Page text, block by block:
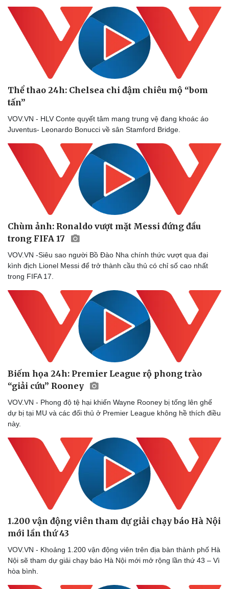
Sức khỏe
Dinh dưỡng - món ngon
Cây thuốc
Sản phụ khoa
Làm đẹp - giảm cân
Phòng mạch online
Ăn sạch sống khỏe
Đời sống
Blog
Thể thao 24h: Chelsea chi đậm chiêu mộ “bom
tấn”
VOV.VN - HLV Conte quyết tâm mang trung vệ đang khoác áo
Juventus- Leonardo Bonucci về sân Stamford Bridge.
Chùm ảnh: Ronaldo vượt mặt Messi đứng đầu
trong FIFA 17
VOV.VN -Siêu sao người Bồ Đào Nha chính thức vượt qua đại
kình địch Lionel Messi để trở thành cầu thủ có chỉ số cao nhất
trong FIFA 17.
Biếm họa 24h: Premier League rộ phong trào
“giải cứu” Rooney
VOV.VN - Phong độ tệ hại khiến Wayne Rooney bị tống lên ghế
dự bị tại MU và các đối thủ ở Premier League không hề thích điều
này.
1.200 vận động viên tham dự giải chạy báo Hà Nội
mới lần thứ 43
VOV.VN - Khoảng 1.200 vận động viên trên địa bàn thành phố Hà
Nội sẽ tham dự giải chạy báo Hà Nội mới mở rộng lần thứ 43 – Vì
hòa bình.